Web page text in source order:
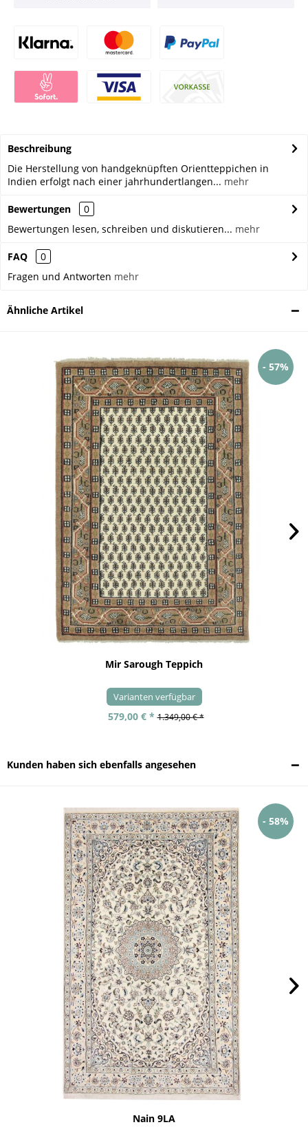
Beschreibung
Die Herstellung von handgeknüpften Orientteppichen in
Indien erfolgt nach einer jahrhundertlangen... mehr
Bewertungen
0
Bewertungen lesen, schreiben und diskutieren... mehr
FAQ
0
Fragen und Antworten mehr
Ähnliche Artikel
- 57%
Mir Sarough Teppich
Varianten verfügbar
579,00 € * 1.349,00 € *
Kunden haben sich ebenfalls angesehen
- 58%
Nain 9LA